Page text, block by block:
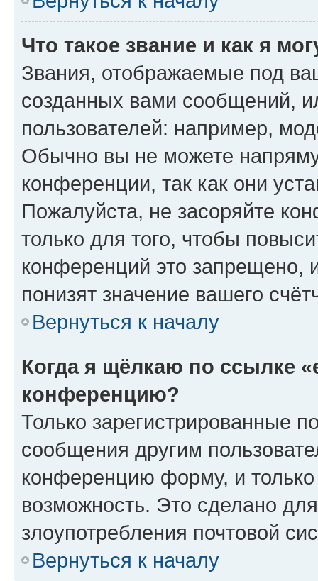
Что такое звание и как я
Звания, отображаемые под
созданных вами сообщений,
пользователей: например,
Обычно вы не можете
конференции, так как они
Пожалуйста, не засоряйте
только для того, чтобы
конференций это запрещено,
понизят значение вашего
Вернуться к началу
Когда я щёлкаю по ссылке
конференцию?
Только зарегистрированные
сообщения другим
конференцию форму, и
возможность. Это сделано
злоупотребления почтовой
Вернуться к началу